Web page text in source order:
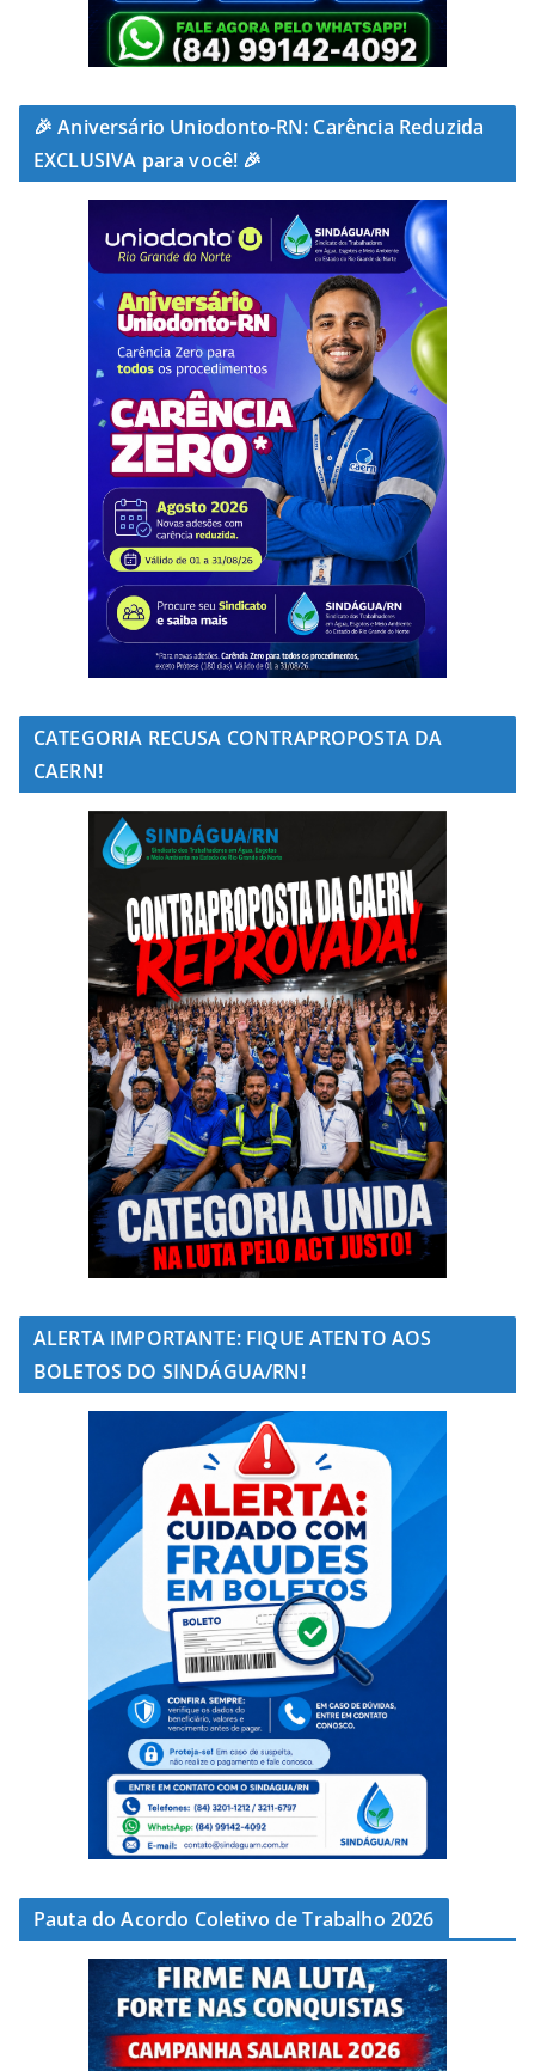
🎉 Aniversário Uniodonto-RN: Carência Reduzida
EXCLUSIVA para você! 🎉
CATEGORIA RECUSA CONTRAPROPOSTA DA
CAERN!
ALERTA IMPORTANTE: FIQUE ATENTO AOS
BOLETOS DO SINDÁGUA/RN!
Pauta do Acordo Coletivo de Trabalho 2026